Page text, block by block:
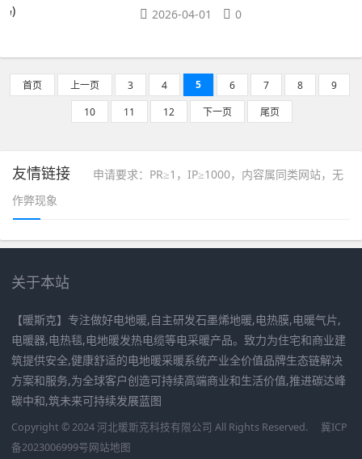
2026-04-01 0
首页 上一页 3 4 5 6 7 8
9
10
11 12 下一页 尾页
友情链接
申请要求：PR≥1，IP≥1000，内容属同类网站，无
作弊现象
关于本站
【暖斯克】专注做好电地暖,自主研发石墨烯地暖,电热膜,电暖气片,
电暖器,电热毯,电地暖发热电缆等电采暖产品。致力为住宅和商业建
筑提供安全,健康舒适的电地暖采暖系统产业全价值品牌生态链解决
方案和服务,为全球客户创造可持续高端商业和生活价值,推进碳达峰
碳中和,筑未来可持续发展蓝图
Copyright © 2024 河北暖斯克科技有限公司 All Rights Reserved.
冀ICP
备2023006999号网站地图